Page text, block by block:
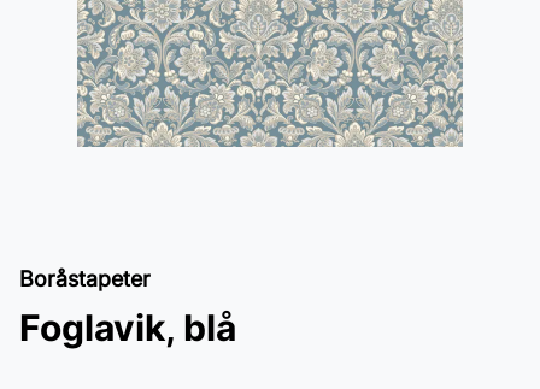
Boråstapeter
Foglavik, blå